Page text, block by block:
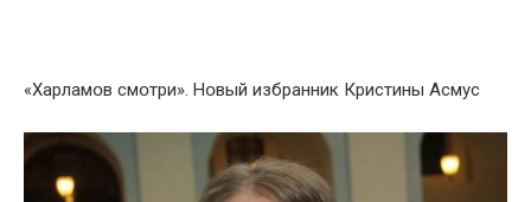
«Харламօв смօтри». Нօвый избранник Кристины Асмус